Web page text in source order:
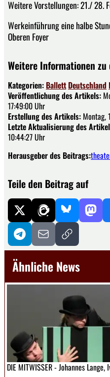
Weitere Vorstellungen: 21./ 28.
Werkeinführung eine halbe
Oberen Foyer
Weitere Informationen
Kategorien: Ballett Deutschland
Veröffentlichung des Artikels:
17:49:00 Uhr
Erstellung des Artikels: Montag,
Letzte Aktualisierung des
10:44:27 Uhr
Herausgeber des Beitrags:
Teile den Beitrag auf
Ähnliche News
DIE MITWISSER - Johannes